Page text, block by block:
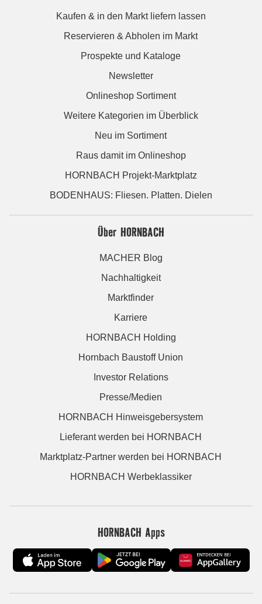
Kaufen & in den Markt liefern lassen
Reservieren & Abholen im Markt
Prospekte und Kataloge
Newsletter
Onlineshop Sortiment
Weitere Kategorien im Überblick
Neu im Sortiment
Raus damit im Onlineshop
HORNBACH Projekt-Marktplatz
BODENHAUS: Fliesen. Platten. Dielen
Über HORNBACH
MACHER Blog
Nachhaltigkeit
Marktfinder
Karriere
HORNBACH Holding
Hornbach Baustoff Union
Investor Relations
Presse/Medien
HORNBACH Hinweisgebersystem
Lieferant werden bei HORNBACH
Marktplatz-Partner werden bei HORNBACH
HORNBACH Werbeklassiker
HORNBACH Apps